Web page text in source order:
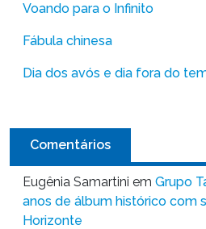
Voando para o Infinito
Fábula chinesa
Dia dos avós e dia fora do
Comentários
Eugênia Samartini em Grupo
anos de álbum histórico com
Horizonte